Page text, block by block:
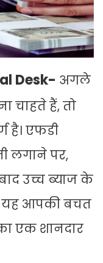
Desk- अगले
चाहते हैं, तो
है। एफडी
लगाने पर,
उच्च ब्याज के
यह आपकी बचत
एक शानदार